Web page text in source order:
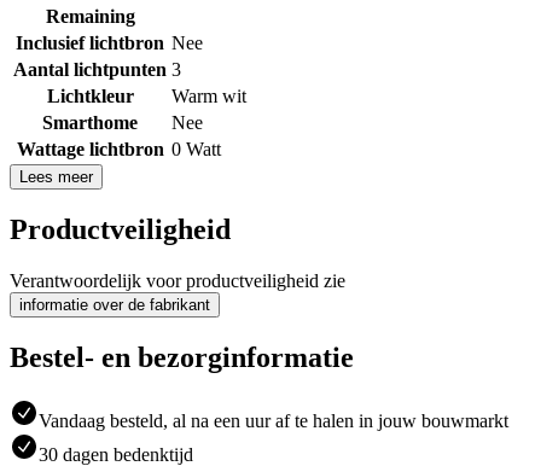
Remaining
Inclusief lichtbron Nee
Aantal lichtpunten 3
Lichtkleur
Warm wit
Smarthome
Nee
Wattage lichtbron 0 Watt
Lees meer
Productveiligheid
Verantwoordelijk voor productveiligheid zie
informatie over de fabrikant
Bestel- en bezorginformatie
Vandaag besteld, al na een uur af te halen in jouw bouwmarkt
30 dagen bedenktijd